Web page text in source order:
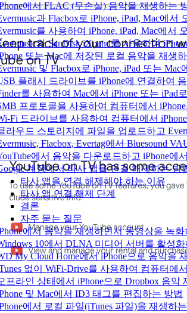
에서 FLAC (무손실) 음악을 재생하는
과 Flacbox로 iPhone, iPad, Mac에
를 사용하여 iPhone, iPad, Mac에서
와 SanDisk iXpand를 사용하여
또는 Mac에 저장된 로컬 음악을 재생
및 Flacbox로 iPhone, iPad 또는
플래시 드라이브를 iPhone에 연결하여
를 사용하여 Mac에서 iPhone 또는 iPad
프로토콜을 사용하여 컴퓨터에서
Fi 드라이브를 사용하여 컴퓨터에서
라우드 스토리지에 파일을 업로드하고
Flacbox, Evertag에서 Bluesound
에서 음악을 다운로드하고 iPhone에
계정에서 타사 앱을 연결 해제하는 방
타사 앱을 연결 해제해야 하는 이유
타사 앱 연결 해제 단계
결론
자주 묻는 질문
에서 음악을 재생하면서 동영상을 녹
10에서 DLNA 미디어 서버를 활성
My Cloud Home에서 iPhone으로 음악을
없이 WiFi-Drive를 사용하여 컴퓨터에
프라인 상태에서 iPhone으로 Dropbox 음악
및 Mac에서 ID3 태그를 편집하는 방법
에서 로컬 파일(iTunes 파일)을 재생하